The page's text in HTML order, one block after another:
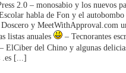
2.0 – monosabio y los nuevos
habla de Fon y el
y MeetWithApproval.com
listas anuales
– Tecnorantes
ElCiber del Chino y algunas
.es [...]